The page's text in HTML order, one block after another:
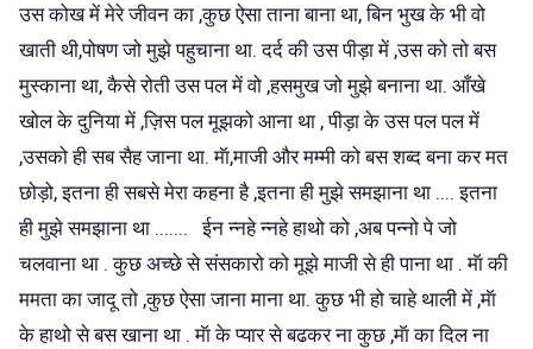
उस कोख में मेरे जीवन का ,कुछ ऐसा ताना बाना था, बिन भुख के भी वो
खाती थी,पोषण जो मुझे पहुचाना था. दर्द की उस पीड़ा में ,उस को तो बस
मुस्काना था, कैसे रोती उस पल में वो ,हसमुख जो मुझे बनाना था. आँखे
खोल के दुनिया में ,ज़िस पल मूझको आना था , पीड़ा के उस पल पल में
,उसको ही सब सैह जाना था. मॅा,माजी और मम्मी को बस शब्द बना कर मत
छोड़ो, इतना ही सबसे मेरा कहना है ,इतना ही मुझे समझाना था .... इतना
ही मुझे समझाना था ....... ईन न्नहे न्नहे हाथो को ,अब पन्नो पे जो
चलवाना था . कुछ अच्छे से संसकारो को मूझे माजी से ही पाना था . मॅा की
ममता का जादू तो ,कुछ ऐसा जाना माना था. कुछ भी हो चाहे थाली में ,मॅा
के हाथो से बस खाना था . मॅा के प्यार से बढकर ना कुछ ,मॅा का दिल ना